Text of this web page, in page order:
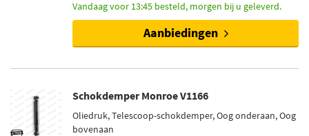
Vandaag voor 13:45 besteld, morgen bij u geleverd.
Aanbiedingen
Schokdemper Monroe V1166
Oliedruk, Telescoop-schokdemper, Oog onderaan, Oog
bovenaan